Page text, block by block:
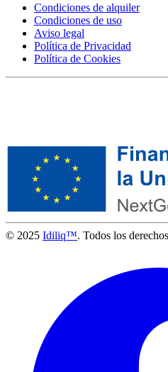
Condiciones de alquiler
Condiciones de uso
Aviso legal
Política de Privacidad
Política de Cookies
© 2025 Idiliq™. Todos los